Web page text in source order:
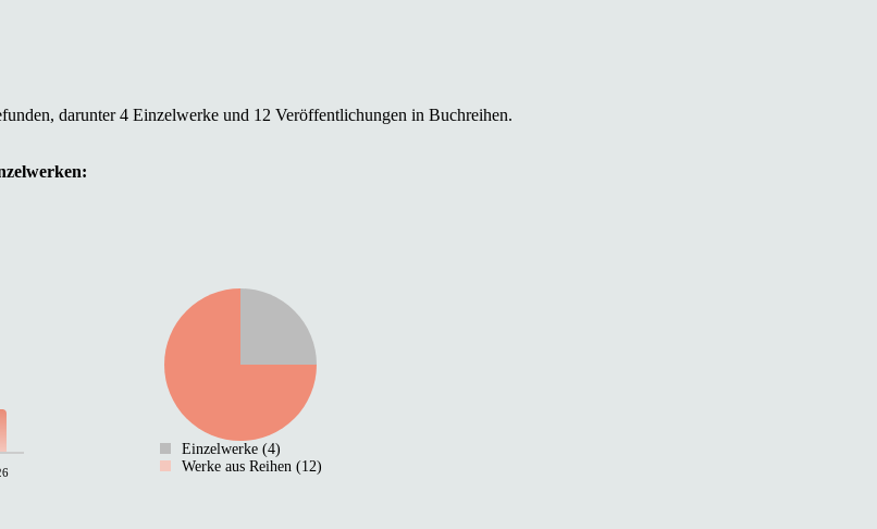
darunter 4 Einzelwerke und 12 Veröffentlichungen in Buchreihen.
Einzelwerke (4)
Werke aus Reihen (12)